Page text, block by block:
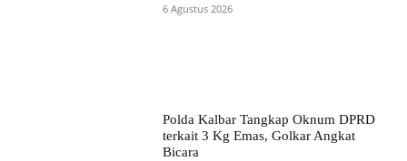
6 Agustus 2026
Polda Kalbar Tangkap Oknum DPRD
terkait 3 Kg Emas, Golkar Angkat
Bicara